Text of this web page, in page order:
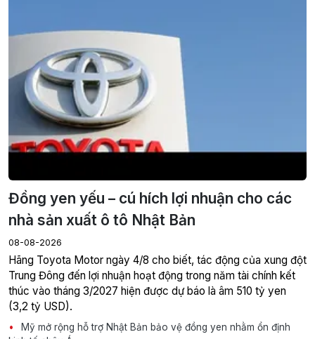
Đồng yen yếu – cú hích lợi nhuận cho các
nhà sản xuất ô tô Nhật Bản
08-08-2026
Hãng Toyota Motor ngày 4/8 cho biết, tác động của xung đột
Trung Đông đến lợi nhuận hoạt động trong năm tài chính kết
thúc vào tháng 3/2027 hiện được dự báo là âm 510 tỷ yen
(3,2 tỷ USD).
Mỹ mở rộng hỗ trợ Nhật Bản bảo vệ đồng yen nhằm ổn định